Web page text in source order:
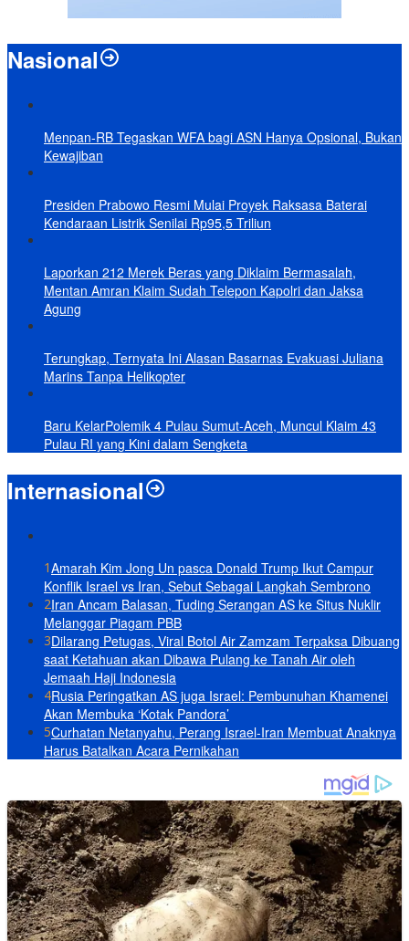
Nasional
Menpan-RB Tegaskan WFA bagi ASN Hanya Opsional, Bukan
Kewajiban
Presiden Prabowo Resmi Mulai Proyek Raksasa Baterai
Kendaraan Listrik Senilai Rp95,5 Triliun
Laporkan 212 Merek Beras yang Diklaim Bermasalah,
Mentan Amran Klaim Sudah Telepon Kapolri dan Jaksa
Agung
Terungkap, Ternyata Ini Alasan Basarnas Evakuasi Juliana
Marins Tanpa Helikopter
Baru KelarPolemik 4 Pulau Sumut-Aceh, Muncul Klaim 43
Pulau RI yang Kini dalam Sengketa
Internasional
1Amarah Kim Jong Un pasca Donald Trump Ikut Campur
Konflik Israel vs Iran, Sebut Sebagai Langkah Sembrono
2Iran Ancam Balasan, Tuding Serangan AS ke Situs Nuklir
Melanggar Piagam PBB
3Dilarang Petugas, Viral Botol Air Zamzam Terpaksa Dibuang
saat Ketahuan akan Dibawa Pulang ke Tanah Air oleh
Jemaah Haji Indonesia
4Rusia Peringatkan AS juga Israel: Pembunuhan Khamenei
Akan Membuka ‘Kotak Pandora’
5Curhatan Netanyahu, Perang Israel-Iran Membuat Anaknya
Harus Batalkan Acara Pernikahan